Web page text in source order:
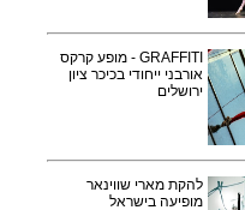
GRAFFITI - מופע קרקס
אורבני ייחודי בכיכר ציון
ירושלים
להקת מארי שווינאר
מופיעה בישראל